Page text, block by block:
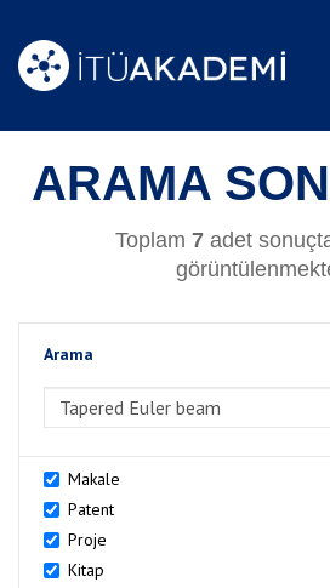
ARAMA
Toplam 7adet
Arama
Makale
Patent
Proje
Kitap